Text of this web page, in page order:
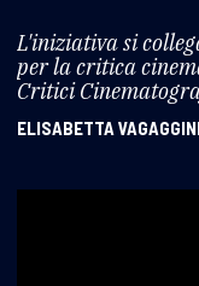
L'iniziativa si
per la critica
Critici
ELISABETTA